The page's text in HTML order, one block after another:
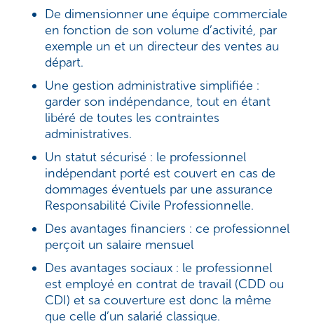
De dimensionner une équipe commerciale
en fonction de son volume d’activité, par
exemple un et un directeur des ventes au
départ.
Une gestion administrative simplifiée :
garder son indépendance, tout en étant
libéré de toutes les contraintes
administratives.
Un statut sécurisé : le professionnel
indépendant porté est couvert en cas de
dommages éventuels par une assurance
Responsabilité Civile Professionnelle.
Des avantages financiers : ce professionnel
perçoit un salaire mensuel
Des avantages sociaux : le professionnel
est employé en contrat de travail (CDD ou
CDI) et sa couverture est donc la même
que celle d’un salarié classique.